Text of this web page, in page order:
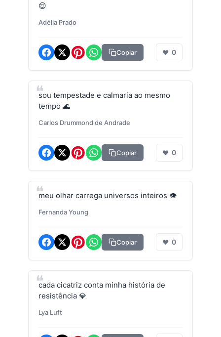
😌
Adélia Prado
Copiar ❤ 0
sou tempestade e calmaria ao mesmo
tempo 🌊
Carlos Drummond de Andrade
Copiar ❤ 0
meu olhar carrega universos inteiros 👁️
Fernanda Young
Copiar ❤ 0
cada cicatriz conta minha história de
resistência 💎
Lya Luft